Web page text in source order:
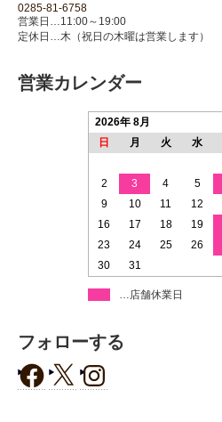
0285-81-6758
営業日…11:00～19:00
定休日…木（祝日の木曜は営業します）
営業カレンダー
2026年 8月
日
月 火 水
2
3 4 5
9
10 11 12
16
17 18 19
23
24 25 26
30
31
…店舗休業日
フォローする